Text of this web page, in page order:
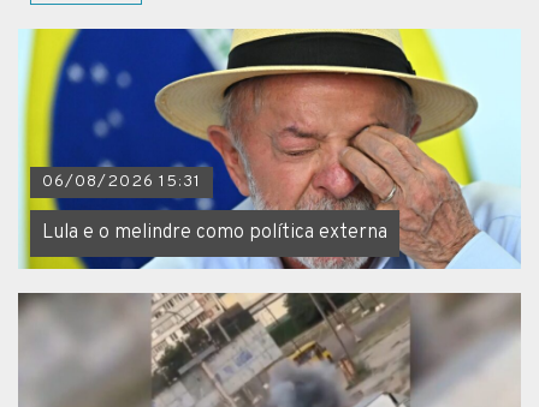
06/08/2026 15:31
Lula e o melindre como política externa